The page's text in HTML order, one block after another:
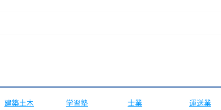
建築土木 学習塾 士業 運送業